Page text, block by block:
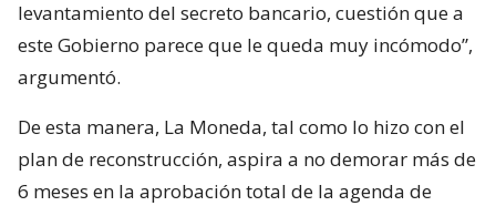
levantamiento del secreto bancario, cuestión que a
este Gobierno parece que le queda muy incómodo”,
argumentó.
De esta manera, La Moneda, tal como lo hizo con el
plan de reconstrucción, aspira a no demorar más de
6 meses en la aprobación total de la agenda de